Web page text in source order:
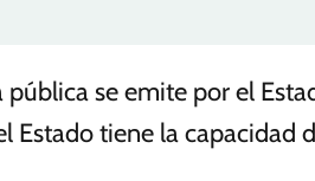
pública se emite por el
Estado tiene la capacidad